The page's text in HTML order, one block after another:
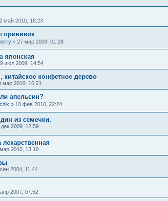
май 2010, 18:23
прививок
» 27 мар 2009, 01:28
японская
июл 2009, 14:54
китайское конфетное дерево
мар 2010, 16:21
апельсин?
» 18 фев 2010, 22:24
из семечки.
дек 2009, 12:59
2010, 13:10
2004, 11:44
2007, 07:52